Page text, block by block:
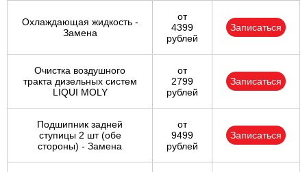
Охлаждающая жидкость -
Замена
от
4399
рублей
Записаться
Очистка воздушного
тракта дизельных систем
LIQUI MOLY
от
2799
рублей
Записаться
Подшипник задней
ступицы 2 шт (обе
стороны) - Замена
от
9499
рублей
Записаться